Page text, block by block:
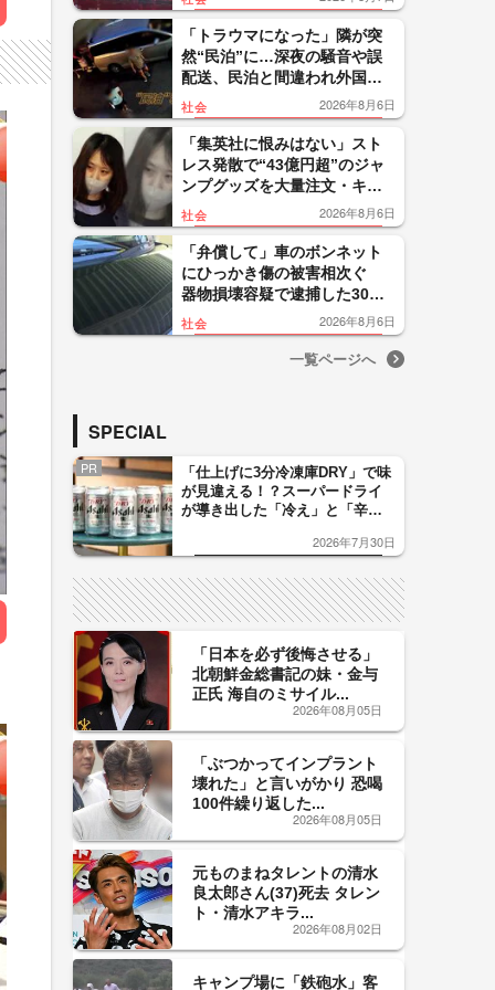
「トラウマになった」隣が突
然“民泊”に…深夜の騒音や誤
配送、民泊と間違われ外国人
客が玄関取り囲む 住民悲
鳴 東京・大田区
社会 2026年8月6日
「集英社に恨みはない」スト
レス発散で“43億円超”のジャ
ンプグッズを大量注文・キャ
ンセルか 32歳女を逮捕「品
切れ前に買うと満足感」
社会 2026年8月6日
「弁償して」車のボンネット
にひっかき傷の被害相次ぐ
器物損壊容疑で逮捕した30代
男は釈放…関連は 山形・鶴
岡市
社会 2026年8月6日
一覧ページへ
SPECIAL
PR
「仕上げに3分冷凍庫DRY」で味
が見違える！？スーパードライ
が導き出した「冷え」と「辛
した「辛口カーブ」が飲み頃の
2026年7月30日
「日本を必ず後悔させる」
北朝鮮金総書記の妹・金与
正氏 海自のミサイル...
2026年08月05日
「ぶつかってインプラント
壊れた」と言いがかり 恐喝
100件繰り返した...
2026年08月05日
元ものまねタレントの清水
良太郎さん(37)死去 タレン
ト・清水アキラ...
2026年08月02日
キャンプ場に「鉄砲水」客